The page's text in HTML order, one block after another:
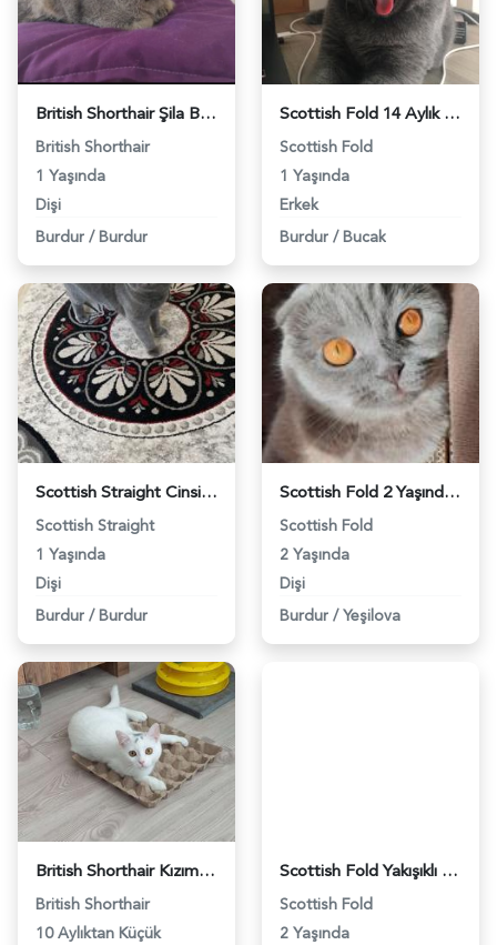
British Shorthair Şila Bebeğimize Eş Arıyoruz - 118961380
British Shorthair
1 Yaşında
Dişi
Burdur / Burdur
Scottish Fold 14 Aylık Kedime Eş Arıyorum - 1863
Scottish Fold
1 Yaşında
Erkek
Burdur / Bucak
Scottish Straight Cinsi Kedime Erkek Kedi Aranıyor - 2918
Scottish Straight
1 Yaşında
Dişi
Burdur / Burdur
Scottish Fold 2 Yaşında Dişi Kedime Eş Arıyorum - 4062
Scottish Fold
2 Yaşında
Dişi
Burdur / Yeşilova
British Shorthair Kızımız 9 Aylık Eş Arıyor - 4251
British Shorthair
10 Aylıktan Küçük
Scottish Fold Yakışıklı Oğluma Eş Aramaktayım - 8487
Scottish Fold
2 Yaşında